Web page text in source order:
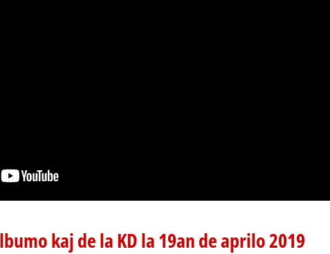
kaj de la KD la 19an de aprilo 2019